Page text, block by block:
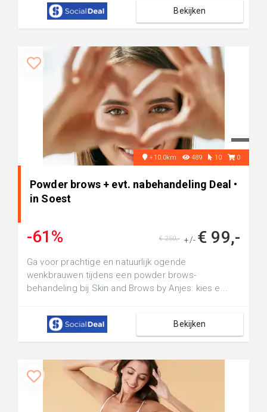
Bekijken
+10.0km 489 10 0
Powder brows + evt. nabehandeling Deal •
in Soest
-61% +/- € 99,-
€ 250,-
Ga voor prachtige en natuurlijk ogende
wenkbrauwen tijdens een powder brows-
behandeling bij Skin and Brows by Anjes: kies e...
Bekijken